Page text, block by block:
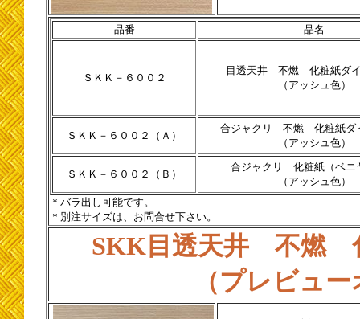
品番 品名
ＳＫＫ－６００２
目透天井 不燃 化粧紙ダ
（アッシュ色）
ＳＫＫ－６００２（Ａ）
合ジャクリ 不燃 化粧紙ダ
（アッシュ色）
ＳＫＫ－６００２（Ｂ）
合ジャクリ 化粧紙（ベニ
（アッシュ色）
＊バラ出し可能です。
＊別注サイズは、お問合せ下さい。
SKK目透天井 不燃
（プレビュ